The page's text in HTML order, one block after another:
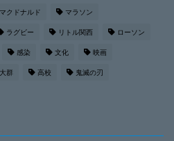
マクドナルド マラソン
ラグビー リトル関西 ローソン
感染 文化 映画
群 高校 鬼滅の刃